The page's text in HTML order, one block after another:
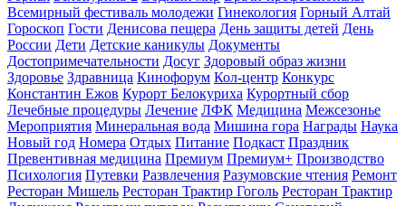
Всемирный фестиваль молодежи Гинекология Горный Алтай
Гороскоп Гости Денисова пещера День защиты детей День
России Дети Детские каникулы Документы
Достопримечательности Досуг Здоровый образ жизни
Здоровье Здравница Кинофорум Кол-центр Конкурс
Константин Ежов Курорт Белокуриха Курортный сбор
Лечебные процедуры Лечение ЛФК Медицина Межсезонье
Мероприятия Минеральная вода Мишина гора Награды Наука
Новый год Номера Отдых Питание Подкаст Праздник
Превентивная медицина Премиум Премиум+ Производство
Психология Путевки Развлечения Разумовские чтения Ремонт
Ресторан Мишель Ресторан Трактир Гоголь Ресторан Трактир